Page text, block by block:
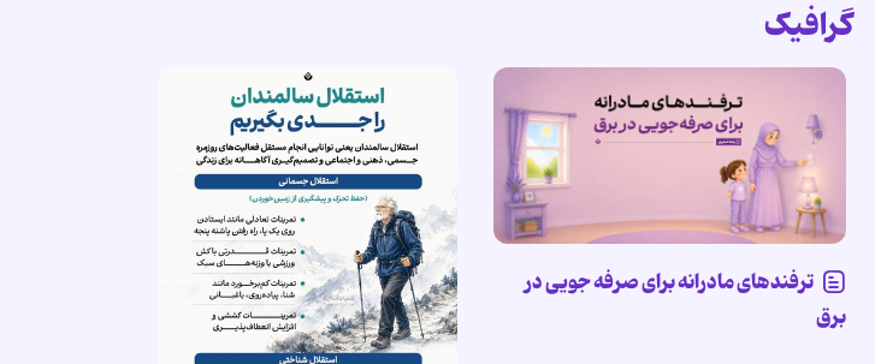
گرافیک
ترفندهای مادرانه برای صرفه جویی در
برق